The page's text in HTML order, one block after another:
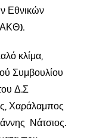
Εθνικών
κλίμα,
Συμβουλίου
Δ.Σ
Χαράλαμπος
Νάτσιος.